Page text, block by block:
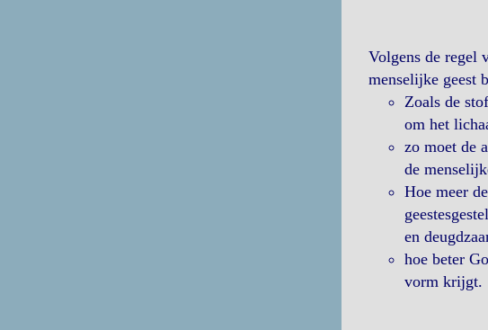
Volgens de regel
menselijke geest
Zoals de
om het
zo moet de
de
Hoe meer
en
hoe beter
vorm krijgt.